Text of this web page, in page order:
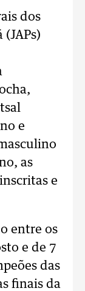
dos
(JAPs)
e
as
e
entre os
e de 7
das
finais da